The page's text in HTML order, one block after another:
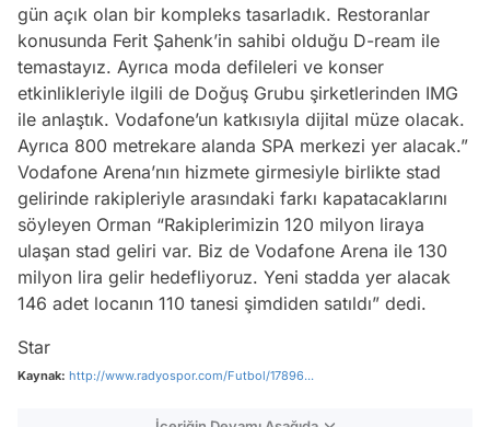
gün açık olan bir kompleks tasarladık. Restoranlar
konusunda Ferit Şahenk’in sahibi olduğu D-ream ile
temastayız. Ayrıca moda defileleri ve konser
etkinlikleriyle ilgili de Doğuş Grubu şirketlerinden IMG
ile anlaştık. Vodafone’un katkısıyla dijital müze olacak.
Ayrıca 800 metrekare alanda SPA merkezi yer alacak.”
Vodafone Arena’nın hizmete girmesiyle birlikte stad
gelirinde rakipleriyle arasındaki farkı kapatacaklarını
söyleyen Orman “Rakiplerimizin 120 milyon liraya
ulaşan stad geliri var. Biz de Vodafone Arena ile 130
milyon lira gelir hedefliyoruz. Yeni stadda yer alacak
146 adet locanın 110 tanesi şimdiden satıldı” dedi.
Star
Kaynak: http://www.radyospor.com/Futbol/17896...